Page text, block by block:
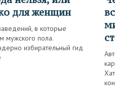
для женщин
в которые
мужского пола.
избирательный гид